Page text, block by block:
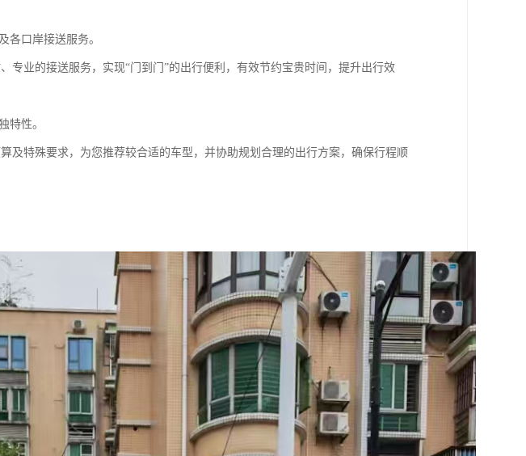
各口岸接送服务。
专业的接送服务，实现“门到门”的出行便利，有效节约宝贵时间，提升出行效
特性。
及特殊要求，为您推荐较合适的车型，并协助规划合理的出行方案，确保行程顺